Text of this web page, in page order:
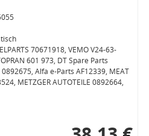
70671918, VEMO V24-63-
601 973, DT Spare Parts
0892675, Alfa e-Parts AF12339, MEAT
METZGER AUTOTEILE 0892664,